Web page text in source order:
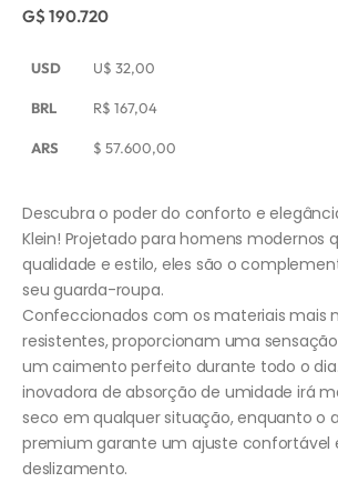
G$ 190.720
USD U$ 32,00
BRL R$ 167,04
ARS $ 57.600,00
Descubra o poder do conforto e
Klein! Projetado para homens modernos
qualidade e estilo, eles são o
seu guarda-roupa.
Confeccionados com os materiais mais
resistentes, proporcionam uma
um caimento perfeito durante todo o
inovadora de absorção de umidade irá
seco em qualquer situação, enquanto o
premium garante um ajuste confortável
deslizamento.